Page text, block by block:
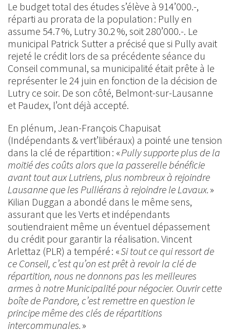
Le budget total des études s’élève à 914’000.-,
réparti au prorata de la population : Pully en
assume 54.7 %, Lutry 30.2 %, soit 280’000.-. Le
municipal Patrick Sutter a précisé que si Pully avait
rejeté le crédit lors de sa précédente séance du
Conseil communal, sa municipalité était prête à le
représenter le 24 juin en fonction de la décision de
Lutry ce soir. De son côté, Belmont-sur-Lausanne
et Paudex, l’ont déjà accepté.
En plénum, Jean-François Chapuisat
(Indépendants & vert’libéraux) a pointé une tension
dans la clé de répartition : «Pully supporte plus de la
moitié des coûts alors que la passerelle bénéficie
avant tout aux Lutriens, plus nombreux à rejoindre
Lausanne que les Pulliérans à rejoindre le Lavaux. »
Kilian Duggan a abondé dans le même sens,
assurant que les Verts et indépendants
soutiendraient même un éventuel dépassement
du crédit pour garantir la réalisation. Vincent
Arlettaz (PLR) a tempéré : «Si tout ce qui ressort de
ce Conseil, c’est qu’on est prêt à revoir la clé de
répartition, nous ne donnons pas les meilleures
armes à notre Municipalité pour négocier. Ouvrir cette
boîte de Pandore, c’est remettre en question le
principe même des clés de répartitions
intercommunales. »